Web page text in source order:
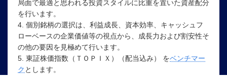
局面で最適と思われる投資スタイルに比重を置いた資産配分
を行います。
4. 個別銘柄の選択は、利益成長、資本効率、キャッシュフ
ローベースの企業価値等の視点から、成長力および割安性そ
の他の要因を見極めて行います。
5. 東証株価指数（ＴＯＰＩＸ）（配当込み） をベンチマー
ク とします。